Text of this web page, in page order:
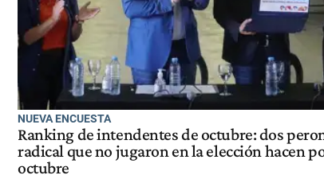
NUEVA ENCUESTA
Ranking de intendentes de octubre: dos
radical que no jugaron en la elección hacen
octubre